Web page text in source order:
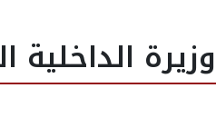
الداخلية